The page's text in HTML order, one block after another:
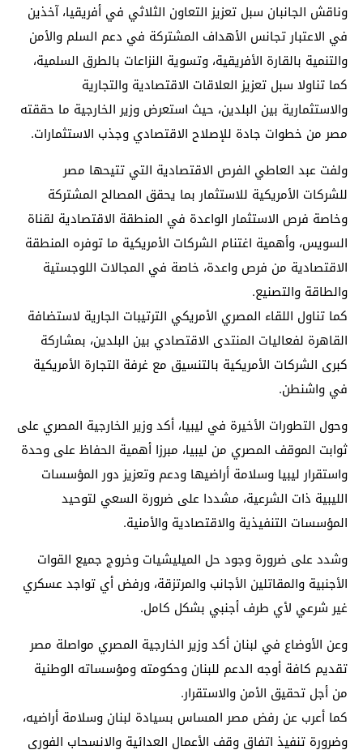
وناقش الجانبان سبل تعزيز التعاون الثلاثي في أفريقيا، آخذين
في الاعتبار تجانس الأهداف المشتركة في دعم السلم والأمن
والتنمية بالقارة الأفريقية، وتسوية النزاعات بالطرق السلمية،
كما تناولا سبل تعزيز العلاقات الاقتصادية والتجارية
والاستثمارية بين البلدين، حيث استعرض وزير الخارجية ما حققته
مصر من خطوات جادة للإصلاح الاقتصادي وجذب الاستثمارات.
ولفت عبد العاطي الفرص الاقتصادية التي تتيحها مصر
للشركات الأمريكية للاستثمار بما يحقق المصالح المشتركة
وخاصة فرص الاستثمار الواعدة في المنطقة الاقتصادية لقناة
السويس، وأهمية اغتنام الشركات الأمريكية ما توفره المنطقة
الاقتصادية من فرص واعدة، خاصة في المجالات اللوجستية
والطاقة والتصنيع.
كما تناول اللقاء المصري الأمريكي الترتيبات الجارية لاستضافة
القاهرة لفعاليات المنتدى الاقتصادي بين البلدين، بمشاركة
كبرى الشركات الأمريكية بالتنسيق مع غرفة التجارة الأمريكية
في واشنطن.
وحول التطورات الأخيرة في ليبيا، أكد وزير الخارجية المصري على
ثوابت الموقف المصري من ليبيا، مبرزا أهمية الحفاظ على وحدة
واستقرار ليبيا وسلامة أراضيها ودعم وتعزيز دور المؤسسات
الليبية ذات الشرعية، مشددا على ضرورة السعي لتوحيد
المؤسسات التنفيذية والاقتصادية والأمنية.
وشدد على ضرورة وجود حل الميليشيات وخروج جميع القوات
الأجنبية والمقاتلين الأجانب والمرتزقة، ورفض أي تواجد عسكري
غير شرعي لأي طرف أجنبي بشكل كامل.
وعن الأوضاع في لبنان أكد وزير الخارجية المصري مواصلة مصر
تقديم كافة أوجه الدعم للبنان وحكومته ومؤسساته الوطنية
من أجل تحقيق الأمن والاستقرار.
كما أعرب عن رفض مصر المساس بسيادة لبنان وسلامة أراضيه،
وضرورة تنفيذ اتفاق وقف الأعمال العدائية والانسحاب الفوري